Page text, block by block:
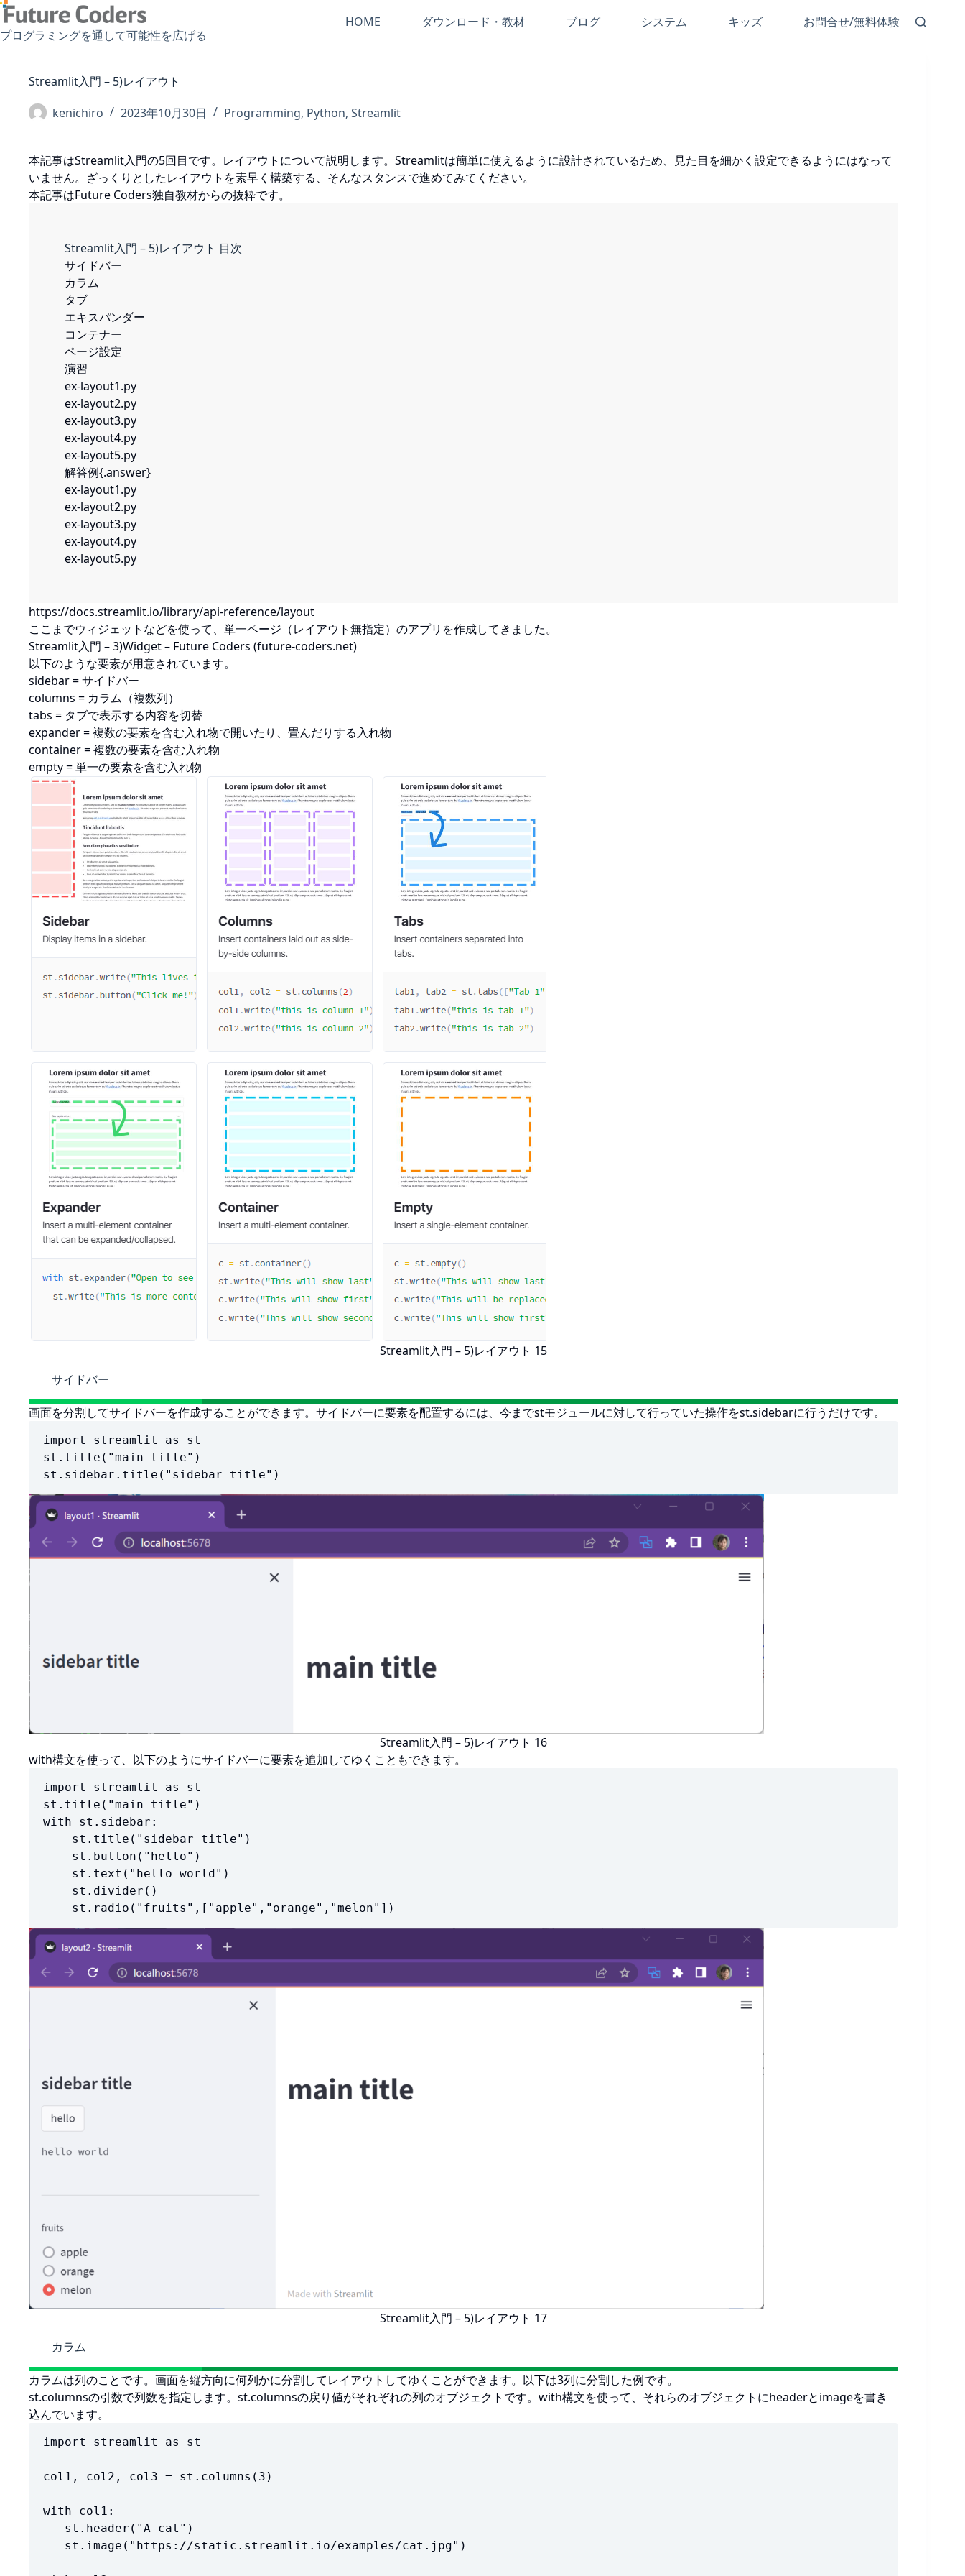
コ
ン
テ
プログラミングを通して可能性を広げる
HOME ダウンロード・教材 ブログ システム キッズ お問合せ/無料体験
Streamlit入門 – 5)レイアウト
kenichiro
2023年10月30日 Programming, Python, Streamlit
本記事はStreamlit入門の5回目です。レイアウトについて説明します。Streamlitは簡単に使えるように設計されているため、見た目を細かく設定できるようにはなって
いません。ざっくりとしたレイアウトを素早く構築する、そんなスタンスで進めてみてください。
本記事はFuture Coders独自教材からの抜粋です。
Streamlit入門 – 5)レイアウト 目次
サイドバー
カラム
タブ
エキスパンダー
コンテナー
ページ設定
演習
ex-layout1.py
ex-layout2.py
ex-layout3.py
ex-layout4.py
ex-layout5.py
解答例{.answer}
ex-layout1.py
ex-layout2.py
ex-layout3.py
ex-layout4.py
ex-layout5.py
https://docs.streamlit.io/library/api-reference/layout
ここまでウィジェットなどを使って、単一ページ（レイアウト無指定）のアプリを作成してきました。
Streamlit入門 – 3)Widget – Future Coders (future-coders.net)
以下のような要素が用意されています。
sidebar = サイドバー
columns = カラム（複数列）
tabs = タブで表示する内容を切替
expander = 複数の要素を含む入れ物で開いたり、畳んだりする入れ物
container = 複数の要素を含む入れ物
empty = 単一の要素を含む入れ物
Streamlit入門 – 5)レイアウト 15
サイドバー
画面を分割してサイドバーを作成することができます。サイドバーに要素を配置するには、今までstモジュールに対して行っていた操作をst.sidebarに行うだけです。
import streamlit as st
st.title("main title")
st.sidebar.title("sidebar title")
Streamlit入門 – 5)レイアウト 16
with構文を使って、以下のようにサイドバーに要素を追加してゆくこともできます。
import streamlit as st
st.title("main title")
with st.sidebar:
    st.radio("fruits",["apple","orange","melon"])
Streamlit入門 – 5)レイアウト 17
カラム
カラムは列のことです。画面を縦方向に何列かに分割してレイアウトしてゆくことができます。以下は3列に分割した例です。
st.columnsの引数で列数を指定します。st.columnsの戻り値がそれぞれの列のオブジェクトです。with構文を使って、それらのオブジェクトにheaderとimageを書き
込んでいます。
import streamlit as st
col1, col2, col3 = st.columns(3)
with col1: